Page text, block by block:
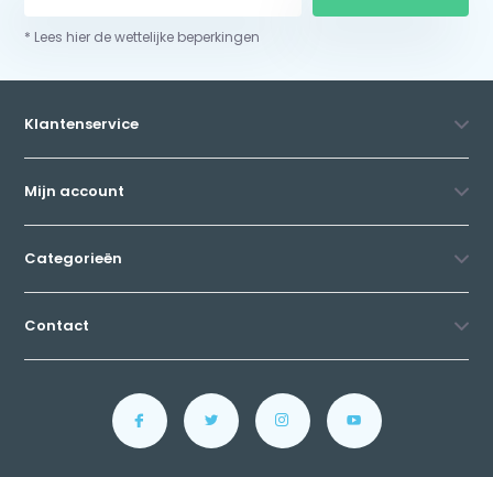
* Lees hier de wettelijke beperkingen
Klantenservice
Mijn account
Categorieën
Contact